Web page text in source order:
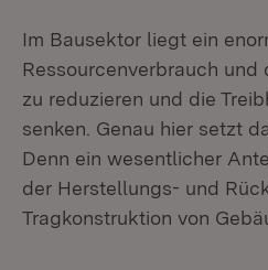
Im Bausektor liegt ein
Ressourcenverbrauch
zu reduzieren und die
senken. Genau hier setzt
Denn ein wesentlicher
der Herstellungs- und
Tragkonstruktion von